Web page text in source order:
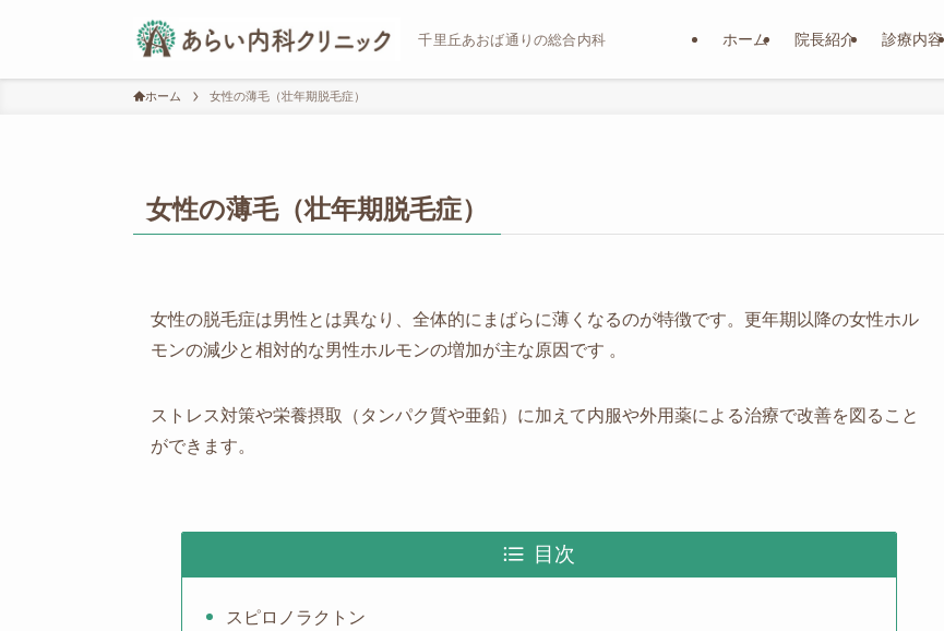
千里丘あおば通りの総合内科 ホーム 院長紹介 診療内容
ホーム 女性の薄毛（壮年期脱毛症）
女性の薄毛（壮年期脱毛症）
女性の脱毛症は男性とは異なり、全体的にまばらに薄くなるのが特徴です。更年期以降の女性ホル
モンの減少と相対的な男性ホルモンの増加が主な原因です 。
ストレス対策や栄養摂取（タンパク質や亜鉛）に加えて内服や外用薬による治療で改善を図ること
ができます。
目次
スピロノラクトン